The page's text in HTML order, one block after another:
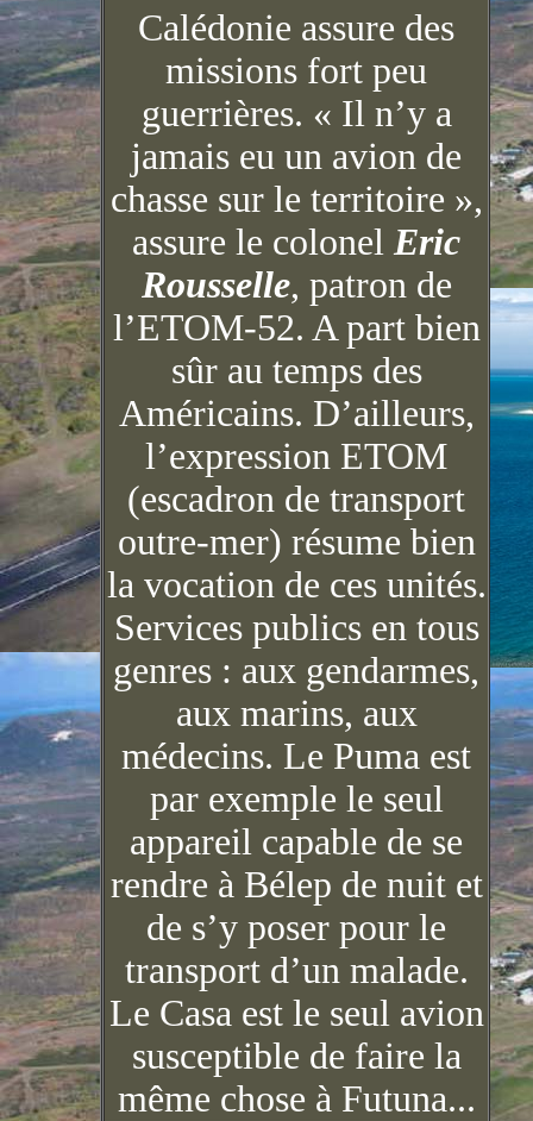
Calédonie assure des
missions fort peu
guerrières. « Il n’y a
jamais eu un avion de
chasse sur le territoire »,
assure le colonelEric
Rousselle, patron de
l’ETOM-52. A part bien
sûr au temps des
Américains. D’ailleurs,
l’expression ETOM
(escadron de transport
outre-mer) résume bien
la vocation de ces unités.
Services publics en tous
genres : aux gendarmes,
aux marins, aux
médecins. Le Puma est
par exemple le seul
appareil capable de se
rendre à Bélep de nuit et
de s’y poser pour le
transport d’un malade.
Le Casa est le seul avion
susceptible de faire la
même chose à Futuna...